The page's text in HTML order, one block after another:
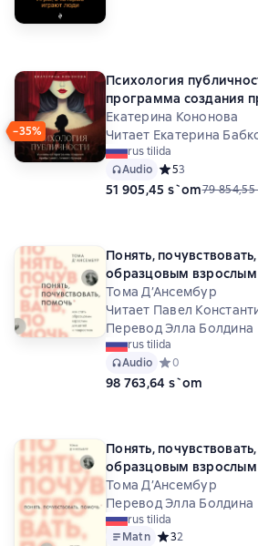
−35%
Психология
программа создания
бренда
Екатерина Кононова
Читает Екатерина
rus tilida
Audio Средний рейтинг
53
51 905,45 s`om79
Понять,
образцовым взрослым
подростков
Тома Д’Ансембур
Читает Павел
Перевод Элла Болдина
rus tilida
Audio Средний рейтинг
0
98 763,64 s`om
Понять,
образцовым взрослым
подростков
Тома Д’Ансембур
Перевод Элла Болдина
rus tilida
Matn Средний рейтинг
32